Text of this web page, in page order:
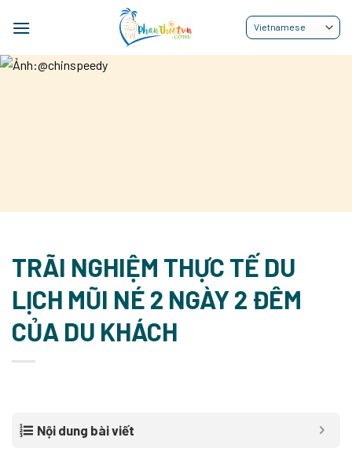
qua
dung
TRÃI NGHIỆM THỰC TẾ DU
LỊCH MŨI NÉ 2 NGÀY 2 ĐÊM
CỦA DU KHÁCH
Nội dung bài viết